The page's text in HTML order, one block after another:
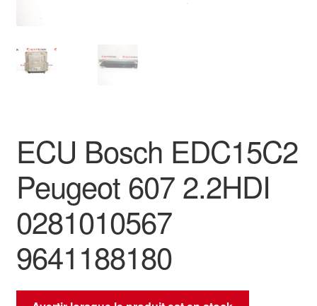
Procédure de Réclamation
ECU Bosch EDC15C2
Peugeot 607 2.2HDI
0281010567
9641188180